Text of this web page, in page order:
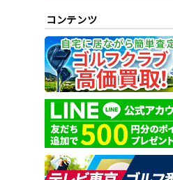
コンテンツ